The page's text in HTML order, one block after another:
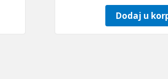
Dodaj u